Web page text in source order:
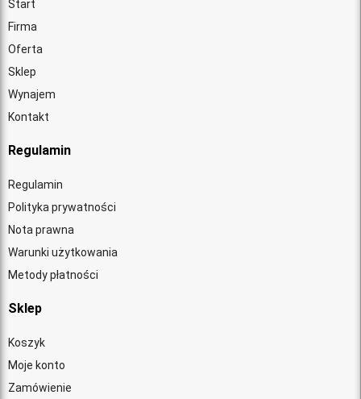
Start
Firma
Oferta
Sklep
Wynajem
Kontakt
Regulamin
Regulamin
Polityka prywatności
Nota prawna
Warunki użytkowania
Metody płatności
Sklep
Koszyk
Moje konto
Zamówienie